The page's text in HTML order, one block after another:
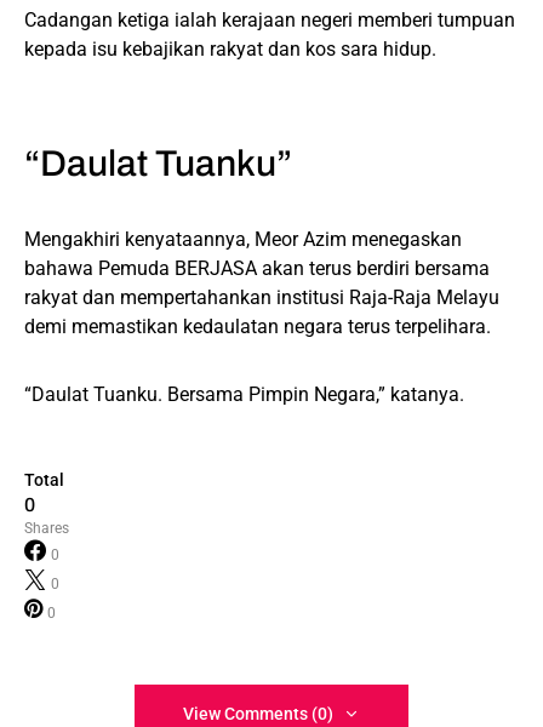
Cadangan ketiga ialah kerajaan negeri memberi tumpuan
kepada isu kebajikan rakyat dan kos sara hidup.
“Daulat Tuanku”
Mengakhiri kenyataannya, Meor Azim menegaskan
bahawa Pemuda BERJASA akan terus berdiri bersama
rakyat dan mempertahankan institusi Raja-Raja Melayu
demi memastikan kedaulatan negara terus terpelihara.
“Daulat Tuanku. Bersama Pimpin Negara,” katanya.
Total
0
Shares
0
0
0
View Comments (0)